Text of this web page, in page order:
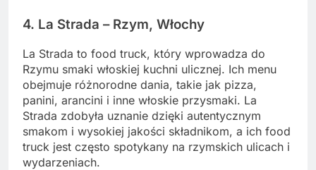
4. La Strada – Rzym, Włochy
La Strada to food truck, który wprowadza do
Rzymu smaki włoskiej kuchni ulicznej. Ich menu
obejmuje różnorodne dania, takie jak pizza,
panini, arancini i inne włoskie przysmaki. La
Strada zdobyła uznanie dzięki autentycznym
smakom i wysokiej jakości składnikom, a ich food
truck jest często spotykany na rzymskich ulicach i
wydarzeniach.